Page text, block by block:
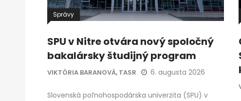
Správy
SPU v Nitre otvára nový spoločný
bakalársky študijný program
VIKTÓRIA BARANOVÁ, TASR 6. augusta 2026
Slovenská poľnohospodárska univerzita (SPU) v